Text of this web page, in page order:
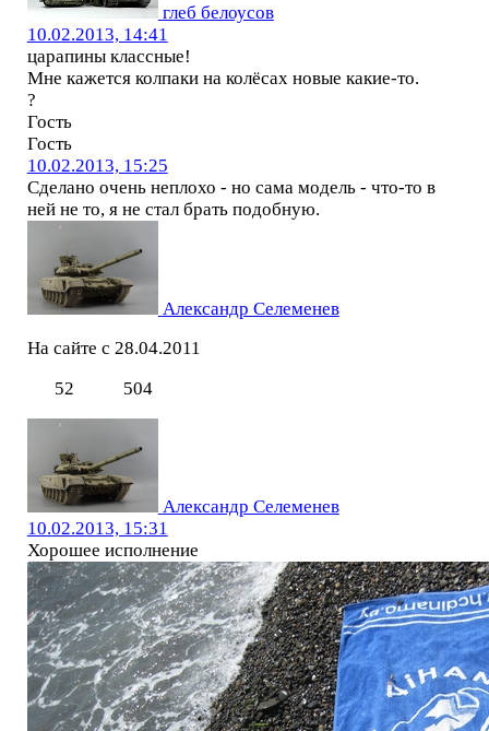
глеб белоусов
10.02.2013, 14:41
царапины классные!
Мне кажется колпаки на колёсах новые какие-то.
?
Гость
Гость
10.02.2013, 15:25
Сделано очень неплохо - но сама модель - что-то в
ней не то, я не стал брать подобную.
Александр Селеменев
На сайте с 28.04.2011
52
504
Александр Селеменев
10.02.2013, 15:31
Хорошее исполнение